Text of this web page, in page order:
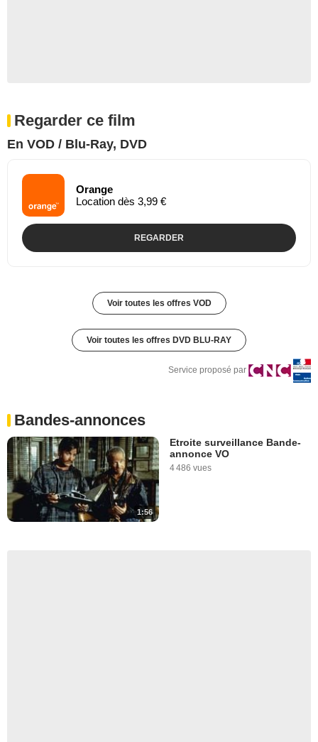
Regarder ce film
En VOD / Blu-Ray, DVD
Orange
Location dès 3,99 €
REGARDER
Voir toutes les offres VOD
Voir toutes les offres DVD BLU-RAY
Service proposé par
Bandes-annonces
1:56
Etroite surveillance Bande-
annonce VO
4 486 vues